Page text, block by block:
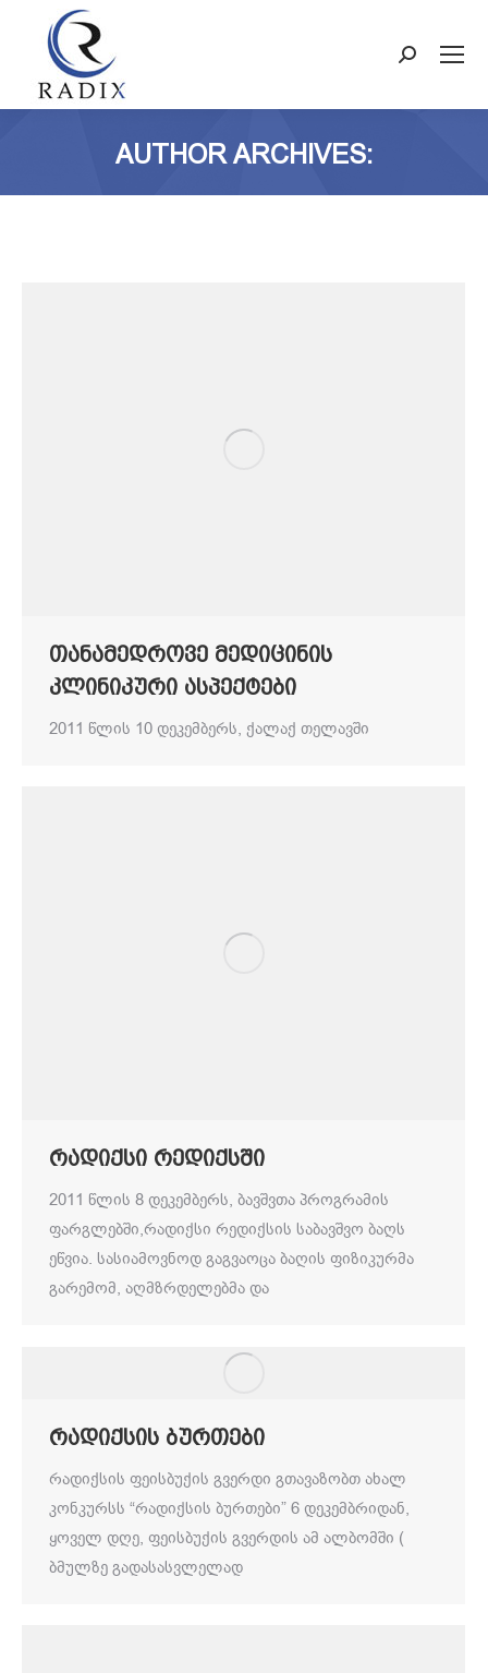
Search:
AUTHOR ARCHIVES:
თანამედროვე მედიცინის
კლინიკური ასპექტები
2011 წლის 10 დეკემბერს, ქალაქ თელავში
რადიქსი რედიქსში
2011 წლის 8 დეკემბერს, ბავშვთა პროგრამის
ფარგლებში,რადიქსი რედიქსის საბავშვო ბაღს
ეწვია. სასიამოვნოდ გაგვაოცა ბაღის ფიზიკურმა
გარემომ, აღმზრდელებმა და
რადიქსის ბურთები
რადიქსის ფეისბუქის გვერდი გთავაზობთ ახალ
კონკურსს “რადიქსის ბურთები” 6 დეკემბრიდან,
ყოველ დღე, ფეისბუქის გვერდის ამ ალბომში (
ბმულზე გადასასვლელად